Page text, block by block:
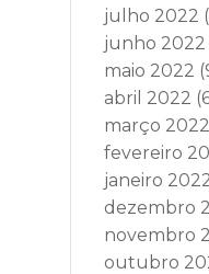
julho 2022
junho 2022
maio 2022
abril 2022
março 2022
fevereiro
janeiro
dezembro
novembro
outubro